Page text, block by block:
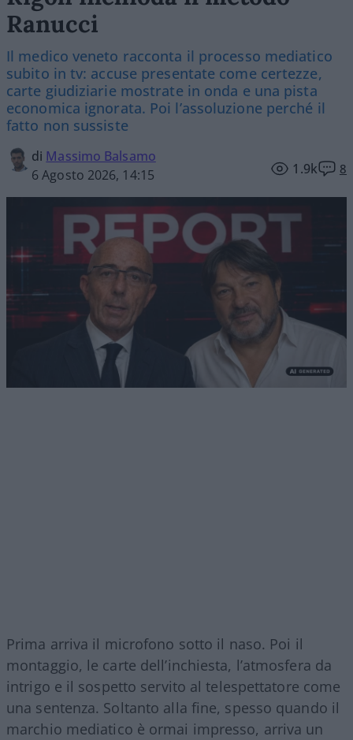
Ranucci
Il medico veneto racconta il processo mediatico
subito in tv: accuse presentate come certezze,
carte giudiziarie mostrate in onda e una pista
economica ignorata. Poi l’assoluzione perché il
fatto non sussiste
di Massimo Balsamo
6 Agosto 2026, 14:15
1.9k 8
Prima arriva il microfono sotto il naso. Poi il
montaggio, le carte dell’inchiesta, l’atmosfera da
intrigo e il sospetto servito al telespettatore come
una sentenza. Soltanto alla fine, spesso quando il
marchio mediatico è ormai impresso, arriva un